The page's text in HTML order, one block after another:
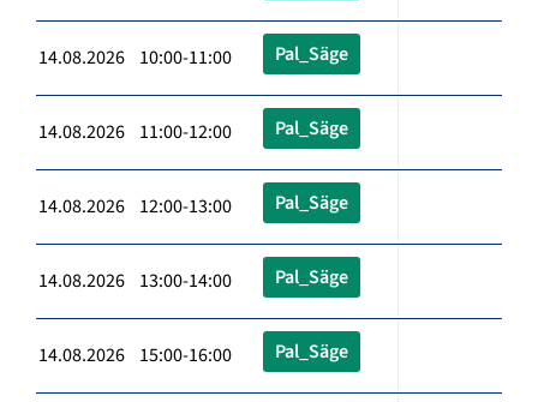
14.08.2026 10:00-11:00 Pal_Säge
14.08.2026 11:00-12:00 Pal_Säge
14.08.2026 12:00-13:00 Pal_Säge
14.08.2026 13:00-14:00 Pal_Säge
14.08.2026 15:00-16:00 Pal_Säge